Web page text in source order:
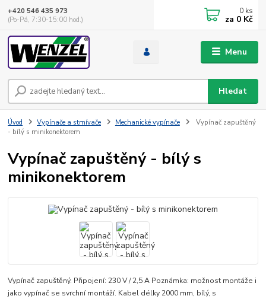
Menu
Hledat
+420 546 435 973
(Po-Pá, 7:30-15:00 hod.)
0 ks
za 0 Kč
Úvod Vypínače a stmívače Mechanické vypínače
Vypínač zapuštěný
- bílý s minikonektorem
Vypínač zapuštěný - bílý s
minikonektorem
Vypínač zapuštěný. Připojení: 230 V / 2,5 A Poznámka: možnost montáže i
jako vypínač se svrchní montáží. Kabel délky 2000 mm, bílý, s